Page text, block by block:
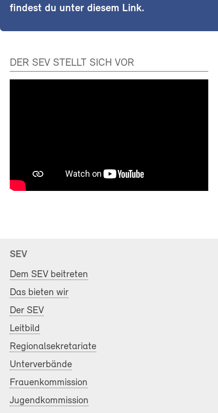
findest du unter diesem Link.
DER SEV STELLT SICH VOR
SEV
Dem SEV beitreten
Das bieten wir
Der SEV
Leitbild
Regionalsekretariate
Unterverbände
Frauenkommission
Jugendkommission